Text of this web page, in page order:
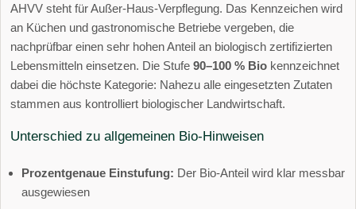
AHVV steht für Außer-Haus-Verpflegung. Das Kennzeichen wird
an Küchen und gastronomische Betriebe vergeben, die
nachprüfbar einen sehr hohen Anteil an biologisch zertifizierten
Lebensmitteln einsetzen. Die Stufe 90–100 % Bio kennzeichnet
dabei die höchste Kategorie: Nahezu alle eingesetzten Zutaten
stammen aus kontrolliert biologischer Landwirtschaft.
Unterschied zu allgemeinen Bio-Hinweisen
Prozentgenaue Einstufung: Der Bio-Anteil wird klar messbar
ausgewiesen